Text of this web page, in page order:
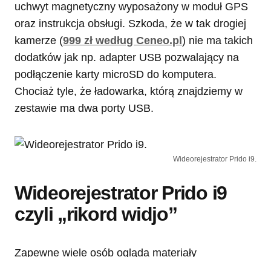
uchwyt magnetyczny wyposażony w moduł GPS
oraz instrukcja obsługi. Szkoda, że w tak drogiej
kamerze (999 zł według Ceneo.pl ) nie ma takich
dodatków jak np. adapter USB pozwalający na
podłączenie karty microSD do komputera.
Chociaż tyle, że ładowarka, którą znajdziemy w
zestawie ma dwa porty USB.
Wideorejestrator Prido i9.
Wideorejestrator Prido i9
czyli „rikord widjo”
Zapewne wiele osób ogląda materiały